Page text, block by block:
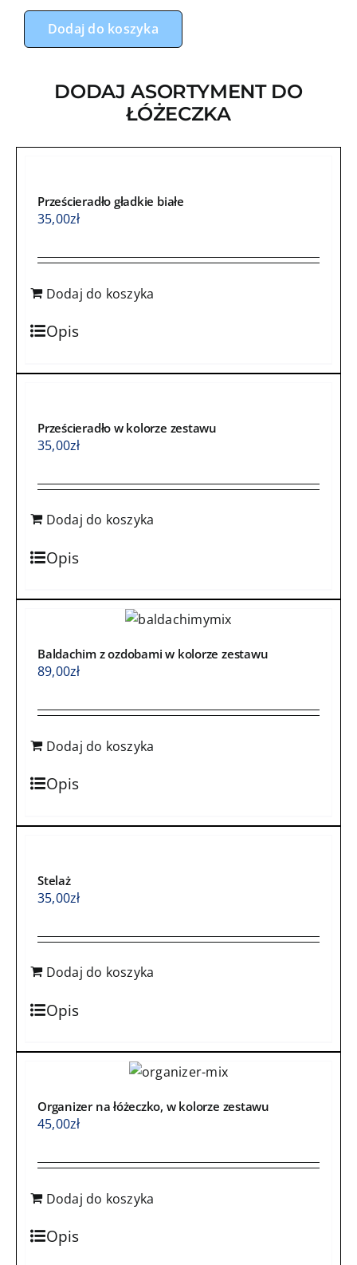
Zestaw
do
biały
Dodaj do koszyka
DODAJ ASORTYMENT DO
ŁÓŻECZKA
Prześcieradło gładkie białe
35,00zł
Dodaj do koszyka
Opis
Prześcieradło w kolorze zestawu
35,00zł
Dodaj do koszyka
Opis
Baldachim z ozdobami w kolorze zestawu
89,00zł
Dodaj do koszyka
Opis
Stelaż
35,00zł
Dodaj do koszyka
Opis
Organizer na łóżeczko, w kolorze zestawu
45,00zł
Dodaj do koszyka
Opis